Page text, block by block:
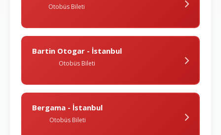
Otobüs Bileti
Bartin Otogar - İstanbul
Otobüs Bileti
Bergama - İstanbul
Otobüs Bileti